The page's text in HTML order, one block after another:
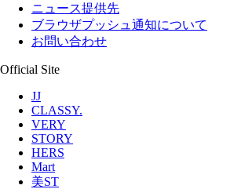
ニュース提供先
ブラウザプッシュ通知について
お問い合わせ
Official Site
JJ
CLASSY.
VERY
STORY
HERS
Mart
美ST